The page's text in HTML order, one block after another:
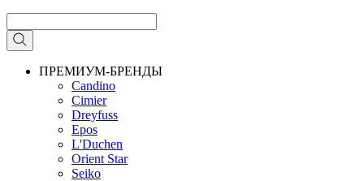
ПРЕМИУМ-БРЕНДЫ
Candino
Cimier
Dreyfuss
Epos
L'Duchen
Orient Star
Seiko